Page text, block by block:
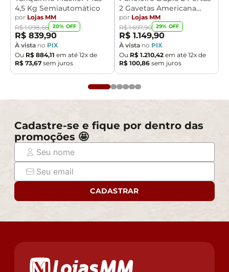
4,5 Kg Semiautomático
por Lojas MM
R$ 1.098,66 20% OFF
R$ 839,90
À vista no PIX
Ou R$ 884,11 em até 12x de
R$ 73,67 sem juros
2 Gavetas Americana
Henn
por Lojas MM
R$ 1.697,90 29% OFF
R$ 1.149,90
À vista no PIX
Ou R$ 1.210,42 em até 12x de
R$ 100,86 sem juros
Cadastre-se e fique por dentro das
promoções 🤩
CADASTRAR